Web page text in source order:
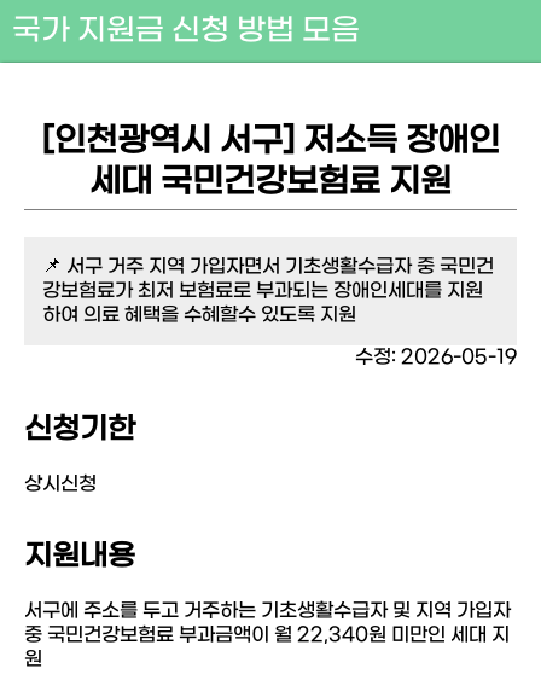
국가 지원금 신청 방법 모음
[인천광역시 서구] 저소득 장애인
세대 국민건강보험료 지원
📌 서구 거주 지역 가입자면서 기초생활수급자 중 국민건
강보험료가 최저 보험료로 부과되는 장애인세대를 지원
하여 의료 혜택을 수혜할수 있도록 지원
수정: 2026-05-19
신청기한
상시신청
지원내용
서구에 주소를 두고 거주하는 기초생활수급자 및 지역 가입자
중 국민건강보험료 부과금액이 월 22,340원 미만인 세대 지
원